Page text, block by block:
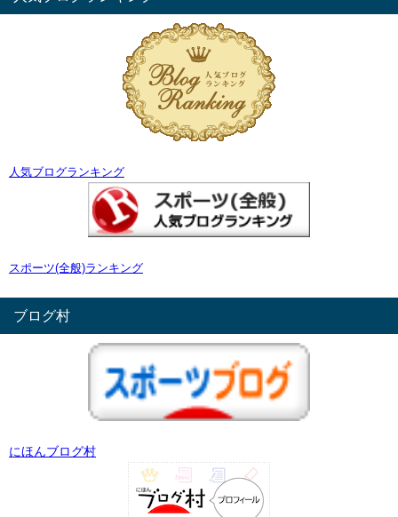
人気ブログランキング
スポーツ(全般)ランキング
ブログ村
にほんブログ村